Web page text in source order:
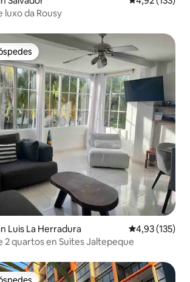
da Rousy
Luis La Herradura 4,93 de uma
4,93 (135)
quartos en Suites Jaltepeque